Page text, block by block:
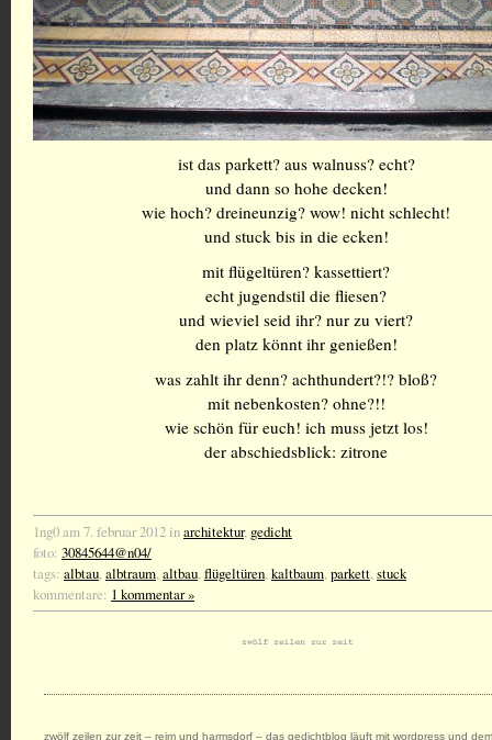
ist das parkett? aus walnuss? echt?
und dann so hohe decken!
wie hoch? dreineunzig? wow! nicht schlecht!
und stuck bis in die ecken!
mit flügeltüren? kassettiert?
echt jugendstil die fliesen?
und wieviel seid ihr? nur zu viert?
den platz könnt ihr genießen!
was zahlt ihr denn? achthundert?!? bloß?
mit nebenkosten? ohne?!!
wie schön für euch! ich muss jetzt los!
der abschiedsblick: zitrone
1ng0 am 7. februar 2012 inarchitektur, gedicht
foto: 30845644@n04/
tags: albtau,albtraum,altbau,flügeltüren,kaltbaum,parkett,stuck
kommentare: 1 kommentar »
zwölf zeilen zur zeit – reim und harmsdorf – das gedichtblog läuft mit wordpress und